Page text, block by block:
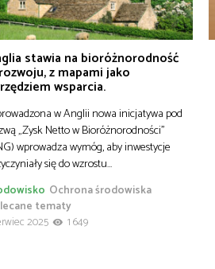
stawia na bioróżnorodność
z mapami jako
wsparcia.
w Anglii nowa inicjatywa pod
„Zysk Netto w Bioróżnorodności”
wprowadza wymóg, aby inwestycje
się do wzrostu…
Ochrona środowiska
tematy
2025
1 649